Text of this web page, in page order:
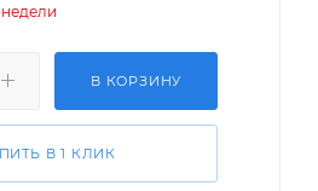
В КОРЗИНУ
В 1 КЛИК